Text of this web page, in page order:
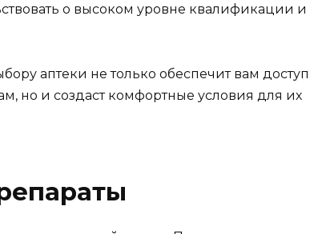
о высоком уровне квалификации и
аптеки не только обеспечит вам доступ
но и создаст комфортные условия для их